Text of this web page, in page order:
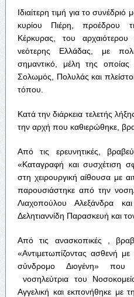
Ιδιαίτερη τιμή για το
κυρίου Πιέρη, προέδρου
Κέρκυρας, του αρχαιότερου
νεότερης Ελλάδας, με
σημαντικό, μέλη της οποίας
Σολωμός, Πολυλάς και
τόπου.
Κατά την διάρκεια τελετής
την αρχή που καθιερώθηκε,
Από τις ερευνητικές,
«Καταγραφή και συσχέτιση
στη χειρουργική αίθουσα με
παρουσιάστηκε από την
Λιαχοπούλου Αλεξάνδρα
Δελητιαννίδη Παρασκευή και
Από τις ανασκοπικές ,
«Αντιμετωπίζοντας ασθενή
σύνδρομο Διογένη» που
νοσηλεύτρια του
Αγγελική και εκπονήθηκε με